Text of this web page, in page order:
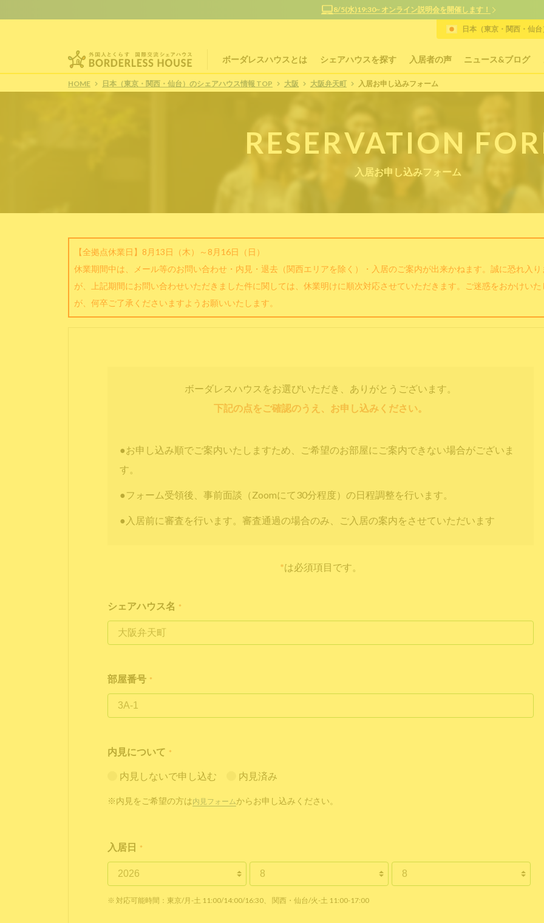
8/5(水)19:30~ オンライン説明会を開催します！
ボーダレスハウスとは シェアハウスを探す 入居者の声 ニュース&ブログ
日本（東京・関西・仙
HOME 日本（東京・関西・仙台）のシェアハウス情報 TOP 大阪 大阪弁天町 入居お申し込みフォーム
RESERVATION
入居お申し込みフォーム
【全拠点休業日】8月13日（木）～8月16日（日）
休業期間中は、メール等のお問い合わせ・内見・退去（関西エリアを除く）・入居のご案内が出来かねます。誠に恐れ入り
が、上記期間にお問い合わせいただきました件に関しては、休業明けに順次対応させていただきます。ご迷惑をおかけいた
が、何卒ご了承くださいますようお願いいたします。
ボーダレスハウスをお選びいただき、ありがとうございます。
下記の点をご確認のうえ、お申し込みください。
●お申し込み順でご案内いたしますため、ご希望のお部屋にご案内できない場合がございま
す。
●フォーム受領後、事前面談（Zoomにて30分程度）の日程調整を行います。
●入居前に審査を行います。審査通過の場合のみ、ご入居の案内をさせていただいます
*は必須項目です。
シェアハウス名 *
部屋番号 *
内見について *
内見しないで申し込む 内見済み
※内見をご希望の方は 内見フォームからお申し込みください。
入居日 *
※ 対応可能時間：東京/月-土 11:00/14:00/16:30、 関西・仙台/火-土 11:00-17:00